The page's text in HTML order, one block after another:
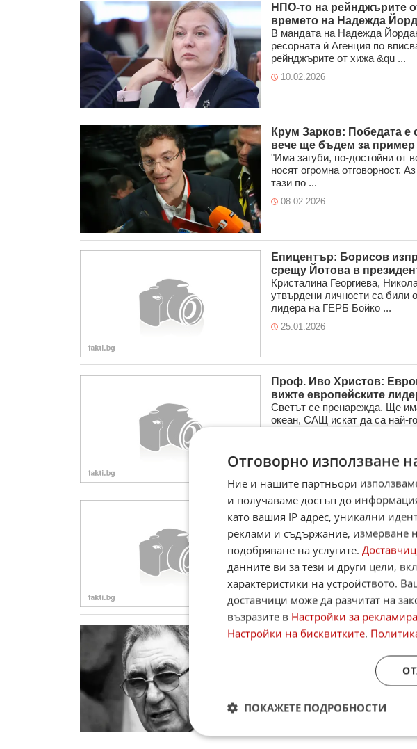
НПО-то на рейнджърите
времето на Надежда
В мандата на Надежда
ресорната ѝ Агенция по
рейнджърите от хижа &qu ...
10.02.2026
Крум Зарков: Победата е
вече ще бъдем за пример
"Има загуби, по-достойни от
носят огромна отговорност.
тази по ...
08.02.2026
Епицентър: Борисов
срещу Йотова в
Кристалина Георгиева,
утвърдени личности са били
лидера на ГЕРБ Бойко ...
25.01.2026
Проф. Иво Христов:
вижте европейските
Светът се пренарежда. Ще
океан, САЩ искат да са най-
Паси към Ризова:
отговарям
По повод вчерашното ми
предизвика нетърсен и
написа във Фейсбук бив ...
Впечатляваща личност!
IN MEMORIAM На 27
театър „Иван Вазов“ в
Отговорно използване
Ние и нашите партньори
и получаваме достъп до
като вашия IP адрес, уникални
реклами и съдържание, измерване
подобряване на услугите.
данните ви за тези и други цели,
характеристики на устройството.
доставчици може да разчитат на
възразите в Настройки за
Настройки на бисквитките.
ПОКАЖЕТЕ ПОДРОБНОСТИ